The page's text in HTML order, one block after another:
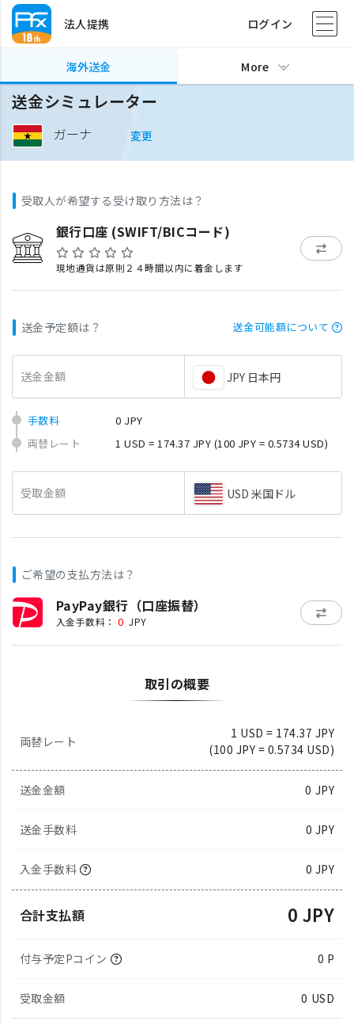
法人提携 ログイン
海外送金 More
送金シミュレーター
ガーナ 変更
受取人が希望する受け取り方法は？
銀行口座 (SWIFT/BICコード)
現地通貨は原則２４時間以内に着金します
送金予定額は？ 送金可能額について
送金金額 JPY 日本円
手数料
0 JPY
両替レート
1 USD = 174.37 JPY (100 JPY = 0.5734 USD)
受取金額 USD 米国ドル
ご希望の支払方法は？
PayPay銀行（口座振替）
入金手数料： 0 JPY
取引の概要
両替レート
1 USD = 174.37 JPY
(100 JPY = 0.5734 USD)
送金金額 0 JPY
送金手数料 0 JPY
入金手数料 0 JPY
合計支払額 0 JPY
付与予定Pコイン 0 P
受取金額 0 USD